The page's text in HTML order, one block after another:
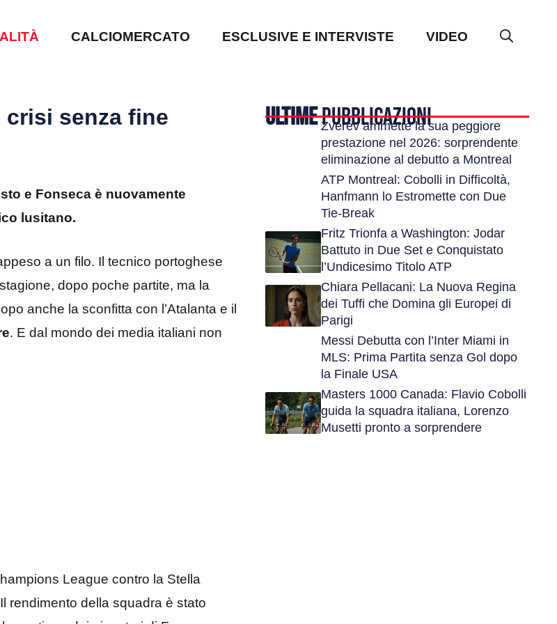
CALCIOMERCATO ESCLUSIVE E INTERVISTE VIDEO
crisi senza fine
e Fonseca è nuovamente
lusitano.
a un filo. Il tecnico portoghese
dopo poche partite, ma la
anche la sconfitta con l’Atalanta e il
. E dal mondo dei media italiani non
League contro la Stella
rendimento della squadra è stato
ULTIMEPUBBLICAZIONI
Zverev ammette la sua peggiore
prestazione nel 2026: sorprendente
eliminazione al debutto a Montreal
ATP Montreal: Cobolli in Difficoltà,
Hanfmann lo Estromette con Due
Tie-Break
Fritz Trionfa a Washington: Jodar
Battuto in Due Set e Conquistato
l’Undicesimo Titolo ATP
Chiara Pellacani: La Nuova Regina
dei Tuffi che Domina gli Europei di
Parigi
Messi Debutta con l’Inter Miami in
MLS: Prima Partita senza Gol dopo
la Finale USA
Masters 1000 Canada: Flavio Cobolli
guida la squadra italiana, Lorenzo
Musetti pronto a sorprendere